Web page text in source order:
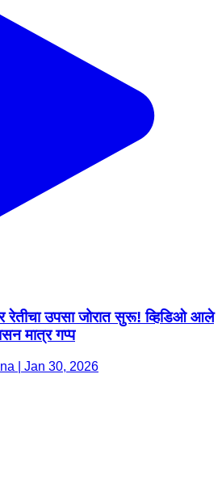
रेतीचा उपसा जोरात सुरू! व्हिडिओ आले
मात्र गप्प
| Jan 30, 2026